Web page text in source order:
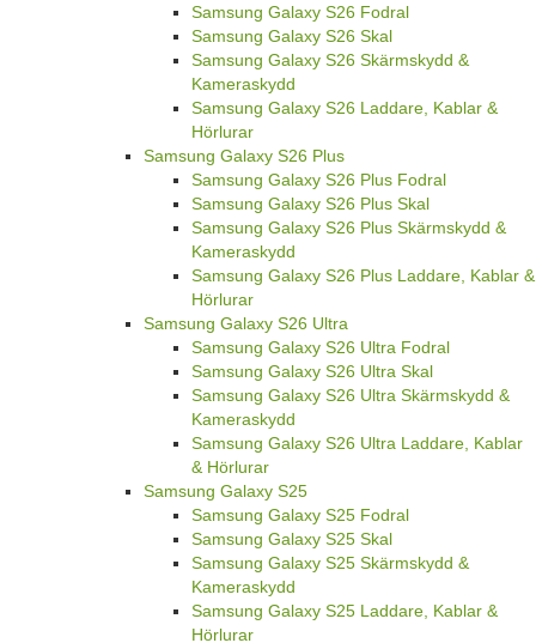
Samsung Galaxy S26 Fodral
Samsung Galaxy S26 Skal
Samsung Galaxy S26 Skärmskydd &
Kameraskydd
Samsung Galaxy S26 Laddare, Kablar &
Hörlurar
Samsung Galaxy S26 Plus
Samsung Galaxy S26 Plus Fodral
Samsung Galaxy S26 Plus Skal
Samsung Galaxy S26 Plus Skärmskydd &
Kameraskydd
Samsung Galaxy S26 Plus Laddare, Kablar &
Hörlurar
Samsung Galaxy S26 Ultra
Samsung Galaxy S26 Ultra Fodral
Samsung Galaxy S26 Ultra Skal
Samsung Galaxy S26 Ultra Skärmskydd &
Kameraskydd
Samsung Galaxy S26 Ultra Laddare, Kablar
& Hörlurar
Samsung Galaxy S25
Samsung Galaxy S25 Fodral
Samsung Galaxy S25 Skal
Samsung Galaxy S25 Skärmskydd &
Kameraskydd
Samsung Galaxy S25 Laddare, Kablar &
Hörlurar